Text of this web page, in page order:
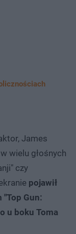
James
wielu głośnych
czy
pojawił
Gun:
u boku Toma